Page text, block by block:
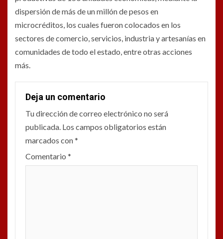
dispersión de más de un millón de pesos en
microcréditos, los cuales fueron colocados en los
sectores de comercio, servicios, industria y artesanías en
comunidades de todo el estado, entre otras acciones
más.
Deja un comentario
Tu dirección de correo electrónico no será
publicada. Los campos obligatorios están
marcados con*
Comentario *